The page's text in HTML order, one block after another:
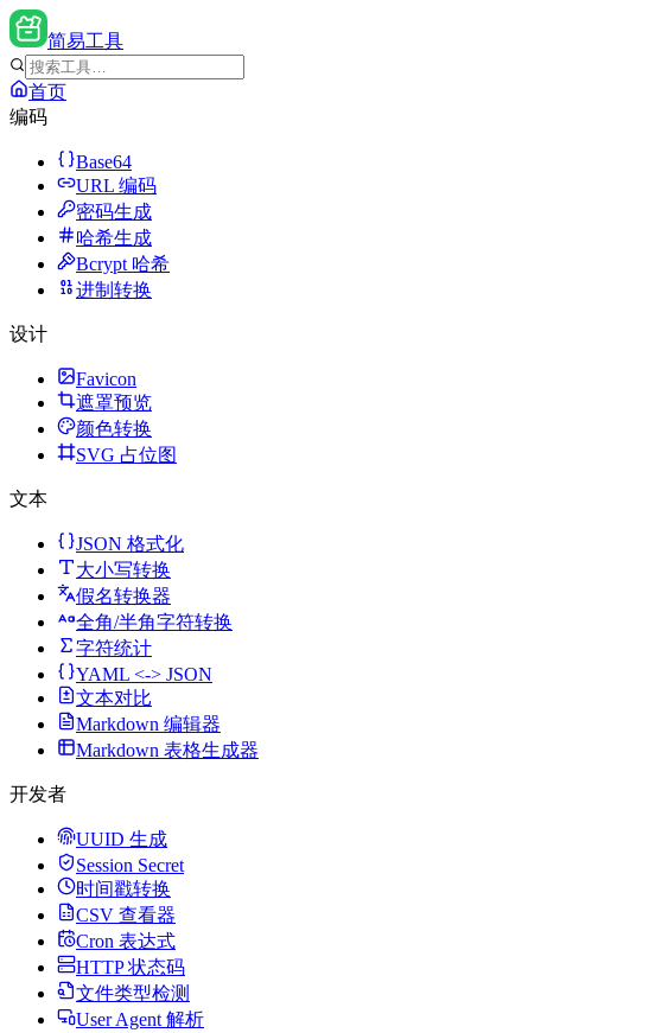
简易工具
首页
编码
Base64
URL 编码
密码生成
哈希生成
Bcrypt 哈希
进制转换
设计
Favicon
遮罩预览
颜色转换
SVG 占位图
文本
JSON 格式化
大小写转换
假名转换器
全角/半角字符转换
字符统计
YAML <-> JSON
文本对比
Markdown 编辑器
Markdown 表格生成器
开发者
UUID 生成
Session Secret
时间戳转换
CSV 查看器
Cron 表达式
HTTP 状态码
文件类型检测
User Agent 解析